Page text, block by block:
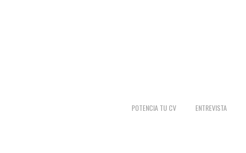
POTENCIA TU CV ENTREVISTA